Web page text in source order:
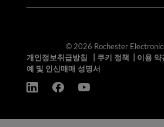
© 2026 Rochester
개인정보취급방침
쿠키 정책 이용 약
예 및 인신매매 성명서